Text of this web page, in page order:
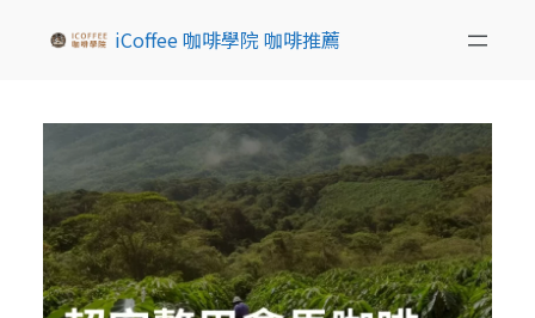
iCoffee 咖啡學院 咖啡推薦